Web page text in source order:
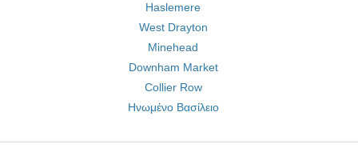
Haslemere
West Drayton
Minehead
Downham Market
Collier Row
Ηνωμένο Βασίλειο